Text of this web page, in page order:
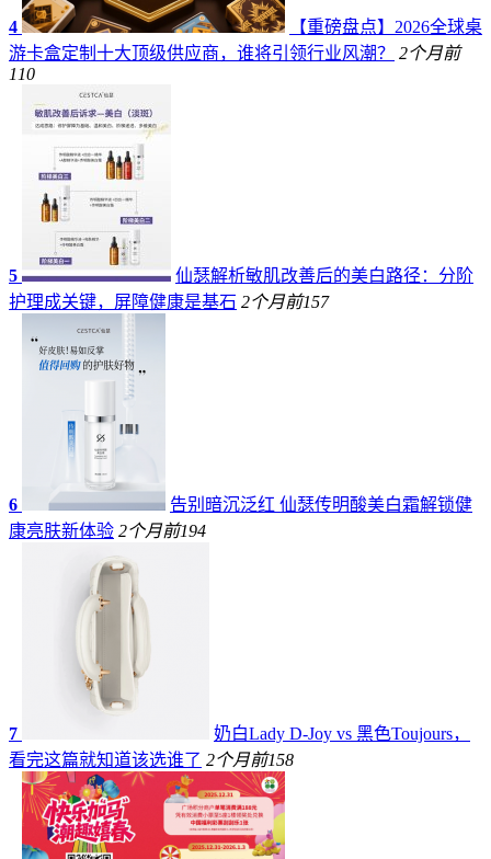
4
【重磅盘点】2026全球桌
游卡盒定制十大顶级供应商，谁将引领行业风潮？
2个月前
110
5
仙瑟解析敏肌改善后的美白路径：分阶
护理成关键，屏障健康是基石 2个月前157
6
告别暗沉泛红 仙瑟传明酸美白霜解锁健
康亮肤新体验 2个月前194
7
奶白Lady D-Joy vs 黑色Toujours，
看完这篇就知道该选谁了 2个月前158